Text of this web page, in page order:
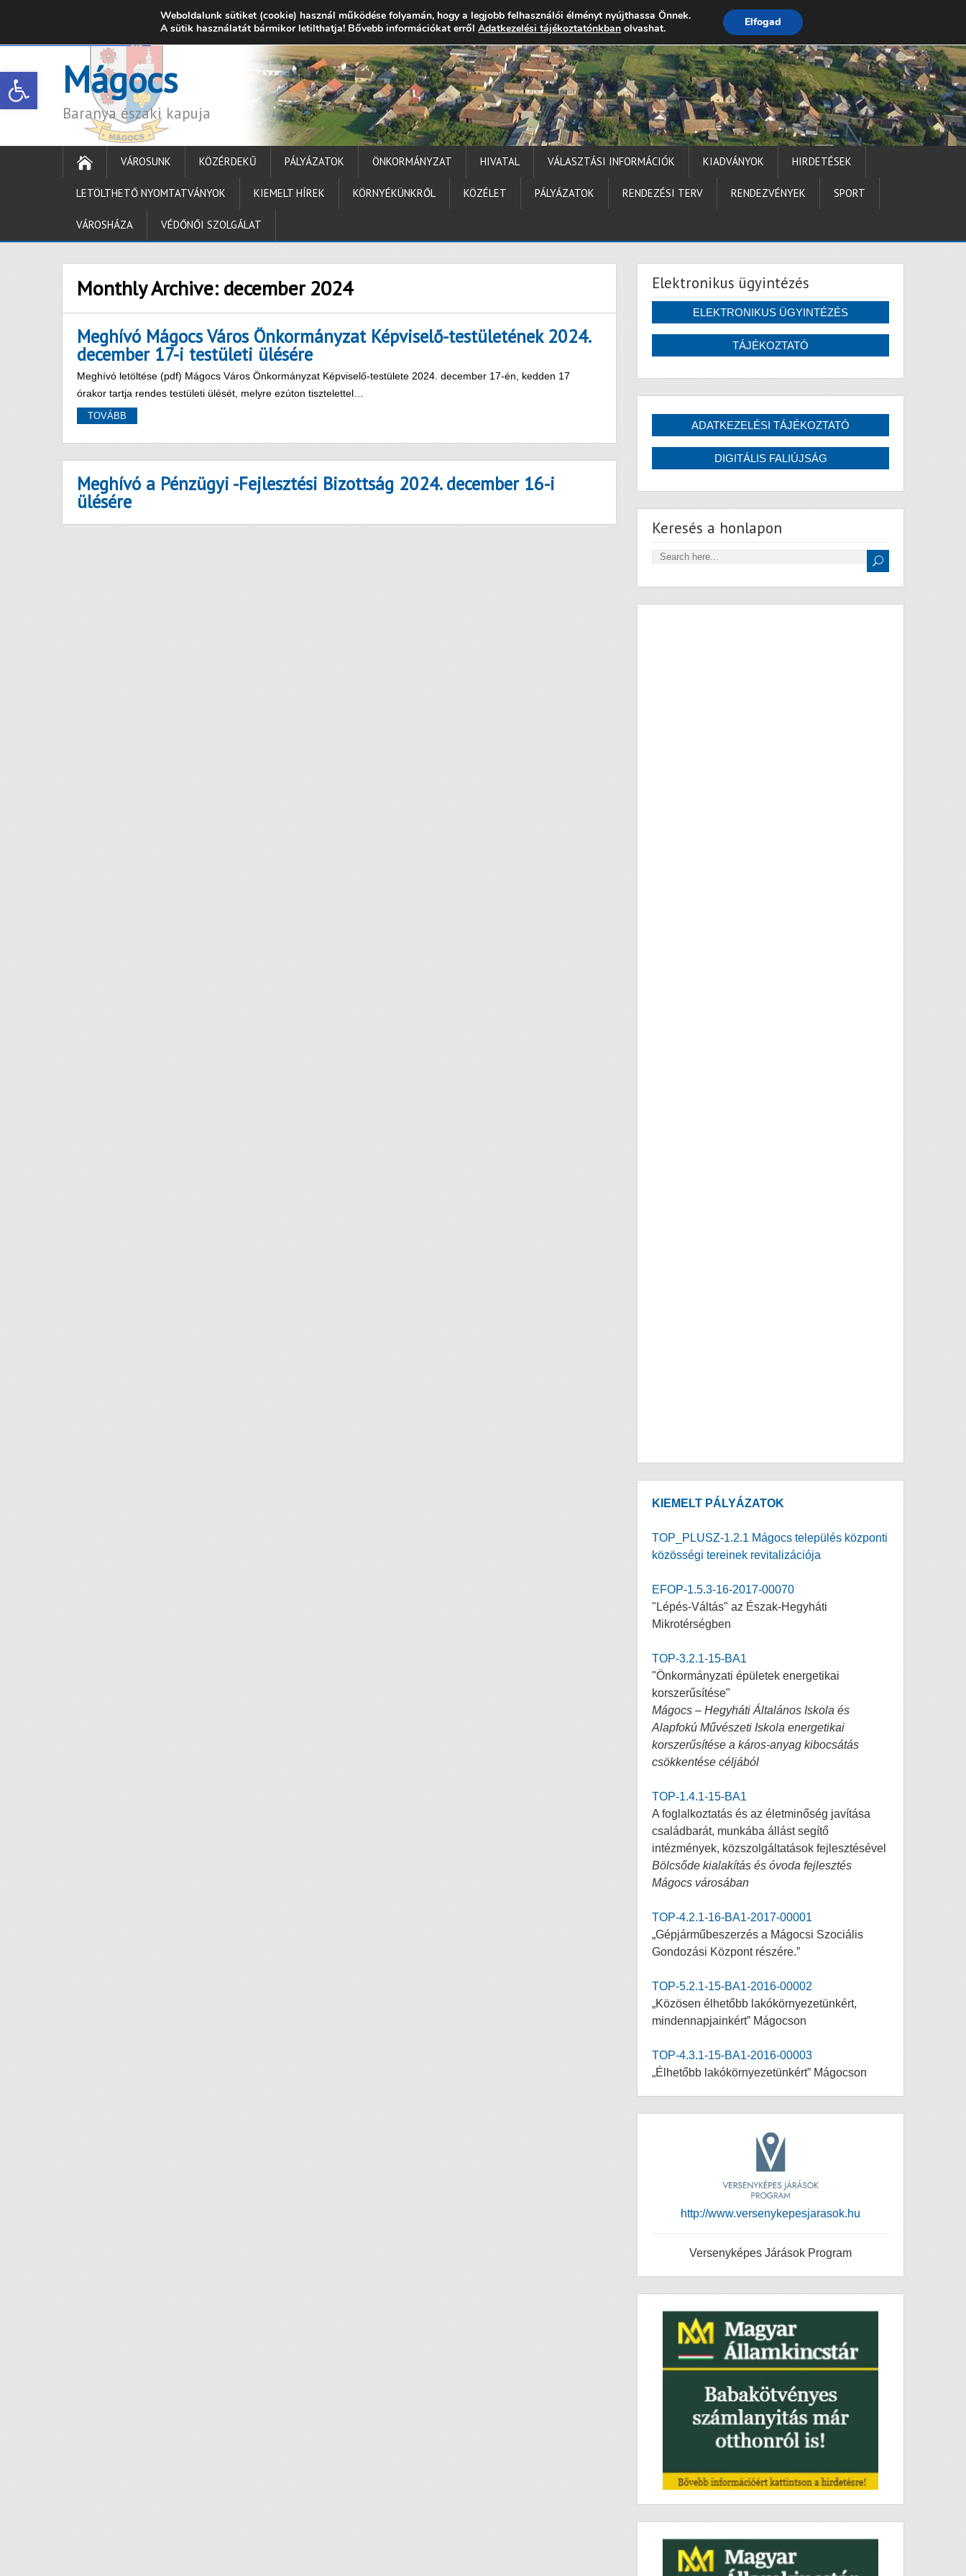
Open toolbar
7342 Mágocs, Szabadság utca 39. onkormanyzat@magocs.hu +36 (72) 451 110 Elérhetőségek Technika segítség Impresszum
Mágocs
Baranya északi kapuja
VÁROSUNK KÖZÉRDEKŰ PÁLYÁZATOK ÖNKORMÁNYZAT HIVATAL VÁLASZTÁSI INFORMÁCIÓK KIADVÁNYOK HIRDETÉSEK
LETÖLTHETŐ NYOMTATVÁNYOK KIEMELT HÍREK KÖRNYÉKÜNKRŐL KÖZÉLET PÁLYÁZATOK RENDEZÉSI TERV RENDEZVÉNYEK SPORT
VÁROSHÁZA VÉDŐNŐI SZOLGÁLAT
Monthly Archive: december 2024
Meghívó Mágocs Város Önkormányzat Képviselő-testületének 2024.
december 17-i testületi ülésére
Meghívó letöltése (pdf) Mágocs Város Önkormányzat Képviselő-testülete 2024. december 17-én, kedden 17
órakor tartja rendes testületi ülését, melyre ezúton tisztelettel…
TOVÁBB
Meghívó a Pénzügyi -Fejlesztési Bizottság 2024. december 16-i
ülésére
Elektronikus ügyintézés
Keresés a honlapon
KIEMELT PÁLYÁZATOK
TOP_PLUSZ-1.2.1 Mágocs település központi
közösségi tereinek revitalizációja
EFOP-1.5.3-16-2017-00070
"Lépés-Váltás" az Észak-Hegyháti
Mikrotérségben
TOP-3.2.1-15-BA1
"Önkormányzati épületek energetikai
korszerűsítése"
Mágocs – Hegyháti Általános Iskola és
Alapfokú Művészeti Iskola energetikai
korszerűsítése a káros-anyag kibocsátás
csökkentése céljából
TOP-1.4.1-15-BA1
A foglalkoztatás és az életminőség javítása
családbarát, munkába állást segítő
intézmények, közszolgáltatások fejlesztésével
Bölcsőde kialakítás és óvoda fejlesztés
Mágocs városában
TOP-4.2.1-16-BA1-2017-00001
„Gépjárműbeszerzés a Mágocsi Szociális
Gondozási Központ részére.”
TOP-5.2.1-15-BA1-2016-00002
„Közösen élhetőbb lakókörnyezetünkért,
mindennapjainkért” Mágocson
TOP-4.3.1-15-BA1-2016-00003
„Élhetőbb lakókörnyezetünkért” Mágocson
http://www.versenykepesjarasok.hu
Versenyképes Járások Program
Weboldalunk sütiket (cookie) használ működése folyamán, hogy a legjobb felhasználói élményt nyújthassa Önnek.
A sütik használatát bármikor letilthatja! Bővebb információkat errőlAdatkezelési tájékoztatónkban olvashat. Elfogad